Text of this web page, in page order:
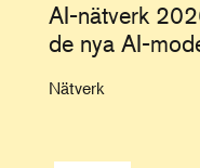
AI-nätverk
de nya AI-
Nätverk